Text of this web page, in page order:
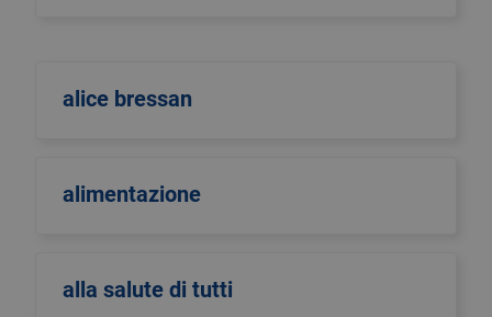
alice bressan
alimentazione
alla salute di tutti